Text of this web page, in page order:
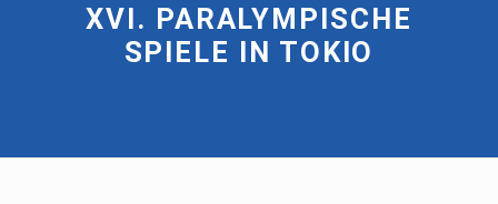
XVI. PARALYMPISCHE
SPIELE IN TOKIO